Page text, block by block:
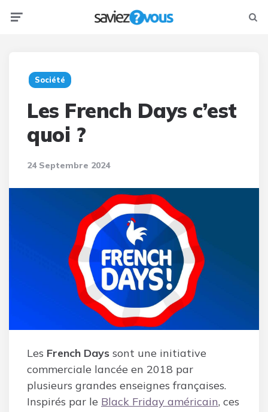
Société
Les French Days c’est
quoi ?
24 Septembre 2024
Les French Days sont une initiative
commerciale lancée en 2018 par
plusieurs grandes enseignes françaises.
Inspirés par le Black Friday américain, ces